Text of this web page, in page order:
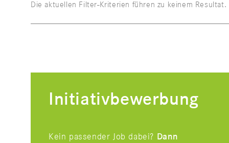
Die aktuellen Filter-Kriterien führen zu keinem
Initiativbewerbung
Kein passender Job dabei? Dann